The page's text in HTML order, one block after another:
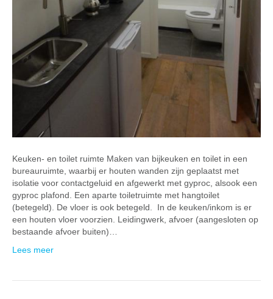
Keuken- en toilet ruimte Maken van bijkeuken en toilet in een
bureauruimte, waarbij er houten wanden zijn geplaatst met
isolatie voor contactgeluid en afgewerkt met gyproc, alsook een
gyproc plafond. Een aparte toiletruimte met hangtoilet
(betegeld). De vloer is ook betegeld. In de keuken/inkom is er
een houten vloer voorzien. Leidingwerk, afvoer (aangesloten op
bestaande afvoer buiten)…
Lees meer